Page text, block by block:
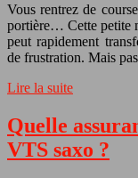
Vous rentrez de
portière… Cette petite
peut rapidement
de frustration. Mais
Lire la suite
Quelle
VTS saxo ?